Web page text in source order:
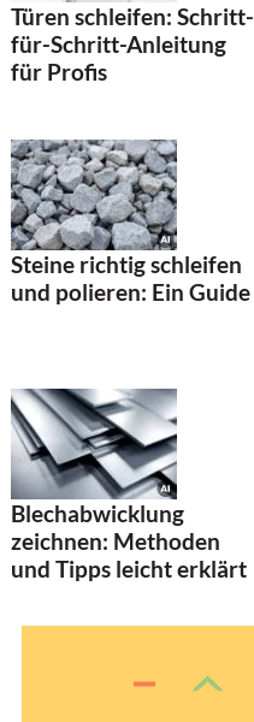
Türen schleifen: Schritt-
für-Schritt-Anleitung
für Profis
Steine richtig schleifen
und polieren: Ein Guide
Blechabwicklung
zeichnen: Methoden
und Tipps leicht erklärt